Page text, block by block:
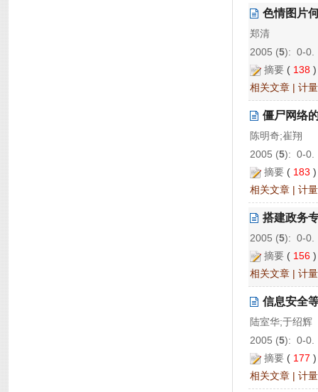
色情图片
郑清
2005 (5): 0-0.
摘要 ( 138
相关文章 | 计
僵尸网络
陈明奇;崔翔
2005 (5): 0-0.
摘要 ( 183
相关文章 | 计
搭建政务
2005 (5): 0-0.
摘要 ( 156
相关文章 | 计
信息安全
陆室华;于绍辉
2005 (5): 0-0.
摘要 ( 177
相关文章 | 计